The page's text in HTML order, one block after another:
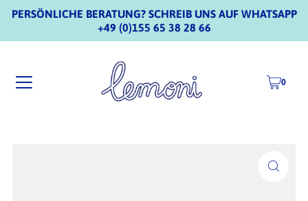
PERSÖNLICHE BERATUNG? SCHREIB UNS AUF WHATSAPP
+49 (0)155 65 38 28 66
0